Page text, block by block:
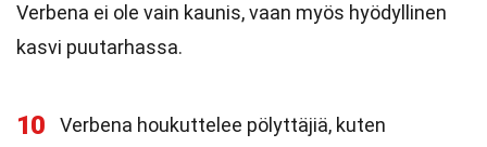
Verbena ei ole vain kaunis, vaan myös hyödyllinen
kasvi puutarhassa.
10
Verbena houkuttelee pölyttäjiä, kuten